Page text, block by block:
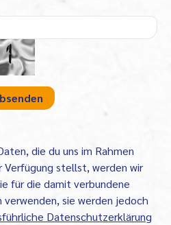
die du uns im Rahmen
stellst, werden wir
für die damit verbundene
sie werden jedoch
Datenschutzerklärung